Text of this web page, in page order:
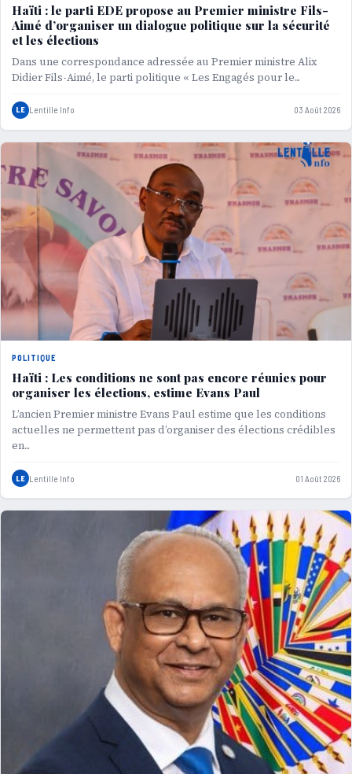
Haïti : le parti EDE propose au Premier ministre Fils-
Aimé d’organiser un dialogue politique sur la sécurité
et les élections
Dans une correspondance adressée au Premier ministre Alix
Didier Fils-Aimé, le parti politique « Les Engagés pour le...
LE Lentille Info 03 Août 2026
POLITIQUE
Haïti : Les conditions ne sont pas encore réunies pour
organiser les élections, estime Evans Paul
L’ancien Premier ministre Evans Paul estime que les conditions
actuelles ne permettent pas d’organiser des élections crédibles
en...
LE Lentille Info 01 Août 2026